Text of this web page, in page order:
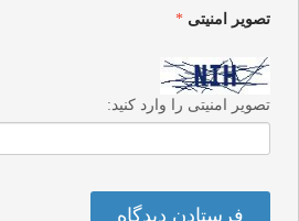
تصویر امنیتی*
تصویر امنیتی را وارد کنید: